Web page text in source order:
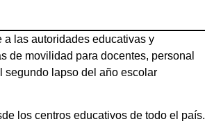
a las autoridades educativas y
de movilidad para docentes, personal
segundo lapso del año escolar
los centros educativos de todo el país.